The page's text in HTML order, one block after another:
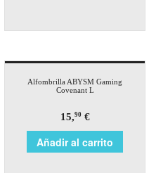
Alfombrilla ABYSM Gaming
Covenant L
15,90€
Añadir al carrito